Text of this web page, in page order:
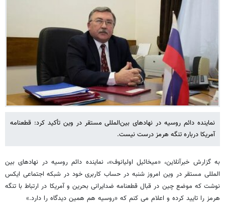
نماینده دائم روسیه در نهادهای بین‌المللی مستقر در وین تأکید کرد: قطعنامه
آمریکا درباره تنگه هرمز درست نیست.
به گزارش خبرآنلاین، «میخائیل اولیانوف»، نماینده دائم روسیه در نهادهای بین‌
المللی مستقر در وین امروز شنبه در حساب کاربری خود در شبکه اجتماعی ایکس
نوشت که موضع چین در قبال قطعنامه ضدایرانی بحرین و آمریکا در ارتباط با تنگه
هرمز را تایید کرده و اعلام می کنم که «روسیه هم همین دیدگاه را دارد.»